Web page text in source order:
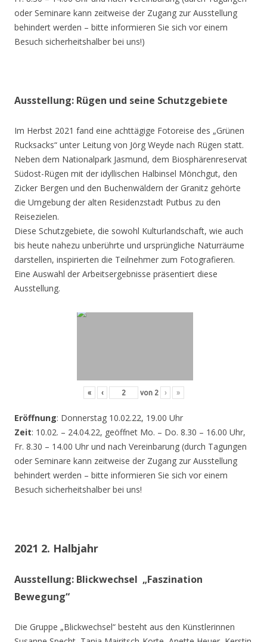
oder Seminare kann zeitweise der Zugang zur Ausstellung
behindert werden – bitte informieren Sie sich vor einem
Besuch sicherheitshalber bei uns!)
Ausstellung: Rügen und seine Schutzgebiete
Im Herbst 2021 fand eine achttägige Fotoreise des „Grünen
Rucksacks“ unter Leitung von Jörg Weyde nach Rügen statt.
Neben dem Nationalpark Jasmund, dem Biosphärenreservat
Südost-Rügen mit der idyllischen Halbinsel Mönchgut, den
Zicker Bergen und den Buchenwäldern der Granitz gehörte
die Umgebung der alten Residenzstadt Putbus zu den
Reisezielen.
Diese Schutzgebiete, die sowohl Kulturlandschaft, wie auch
bis heute nahezu unberührte und ursprüngliche Naturräume
darstellen, inspirierten die Teilnehmer zum Fotografieren.
Eine Auswahl der Arbeitsergebnisse präsentiert diese
Ausstellung.
« ‹ von 2 › »
Eröffnung: Donnerstag 10.02.22, 19.00 Uhr
Zeit: 10.02. – 24.04.22, geöffnet Mo. – Do. 8.30 – 16.00 Uhr,
Fr. 8.30 – 14.00 Uhr und nach Vereinbarung (durch Tagungen
oder Seminare kann zeitweise der Zugang zur Ausstellung
behindert werden – bitte informieren Sie sich vor einem
Besuch sicherheitshalber bei uns!
2021 2. Halbjahr
Ausstellung: Blickwechsel „Faszination
Bewegung“
Die Gruppe „Blickwechsel“ besteht aus den Künstlerinnen